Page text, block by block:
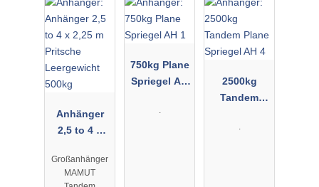
Anhänger
2,5 to 4 x
Pritsche
Leergewicht
Großanhänger
MAMUT
750kg Plane
Spriegel AH
2500kg
Tandem
Spriegel AH